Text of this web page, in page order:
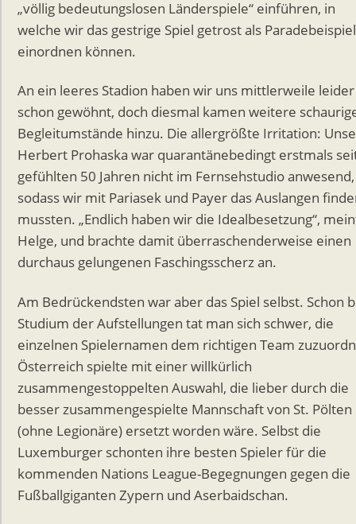
„völlig bedeutungslosen Länderspiele“ einführen, in
welche wir das gestrige Spiel getrost als Paradebeispiel
einordnen können.
An ein leeres Stadion haben wir uns mittlerweile leider
schon gewöhnt, doch diesmal kamen weitere
Begleitumstände hinzu. Die allergrößte Irritation:
Herbert Prohaska war quarantänebedingt erstmals
gefühlten 50 Jahren nicht im Fernsehstudio anwesend,
sodass wir mit Pariasek und Payer das Auslangen
mussten. „Endlich haben wir die Idealbesetzung“,
Helge, und brachte damit überraschenderweise einen
durchaus gelungenen Faschingsscherz an.
Am Bedrückendsten war aber das Spiel selbst. Schon
Studium der Aufstellungen tat man sich schwer, die
einzelnen Spielernamen dem richtigen Team
Österreich spielte mit einer willkürlich
zusammengestoppelten Auswahl, die lieber durch die
besser zusammengespielte Mannschaft von St. Pölten
(ohne Legionäre) ersetzt worden wäre. Selbst die
Luxemburger schonten ihre besten Spieler für die
kommenden Nations League-Begegnungen gegen die
Fußballgiganten Zypern und Aserbaidschan.